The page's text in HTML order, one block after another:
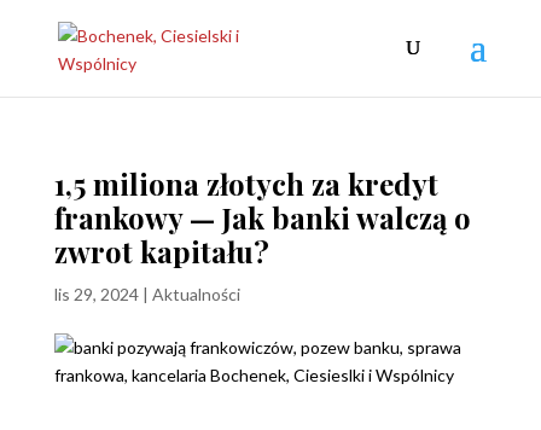
1,5 miliona złotych za kredyt
frankowy — Jak banki walczą o
zwrot kapitału?
lis 29, 2024| Aktualności